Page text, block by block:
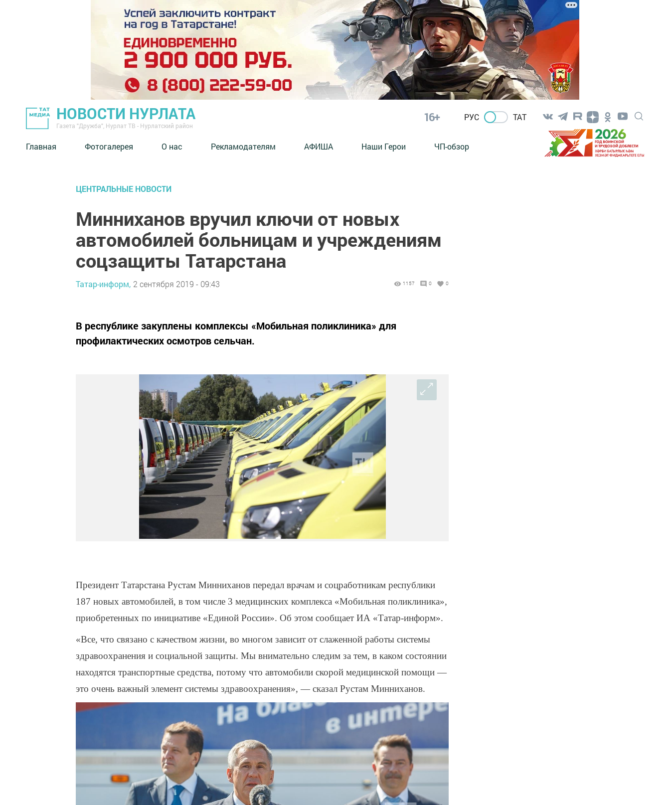
НОВОСТИ НУРЛАТА
Газета "Дружба", Нурлат ТВ - Нурлатский район
16+ РУС ТАТ
Главная Фотогалерея О нас Рекламодателям АФИША Наши Герои ЧП-обзор
ЦЕНТРАЛЬНЫЕ НОВОСТИ
Минниханов вручил ключи от новых
автомобилей больницам и учреждениям
соцзащиты Татарстана
Татар-информ, 2 сентября 2019 - 09:43 1157 0 0
В республике закуплены комплексы «Мобильная поликлиника» для
профилактических осмотров сельчан.
Президент Татарстана Рустам Минниханов передал врачам и соцработникам республики
187 новых автомобилей, в том числе 3 медицинских комплекса «Мобильная поликлиника»,
приобретенных по инициативе «Единой России». Об этом сообщает ИА «Татар-информ».
«Все, что связано с качеством жизни, во многом зависит от слаженной работы системы
здравоохранения и социальной защиты. Мы внимательно следим за тем, в каком состоянии
находятся транспортные средства, потому что автомобили скорой медицинской помощи —
это очень важный элемент системы здравоохранения», — сказал Рустам Минниханов.